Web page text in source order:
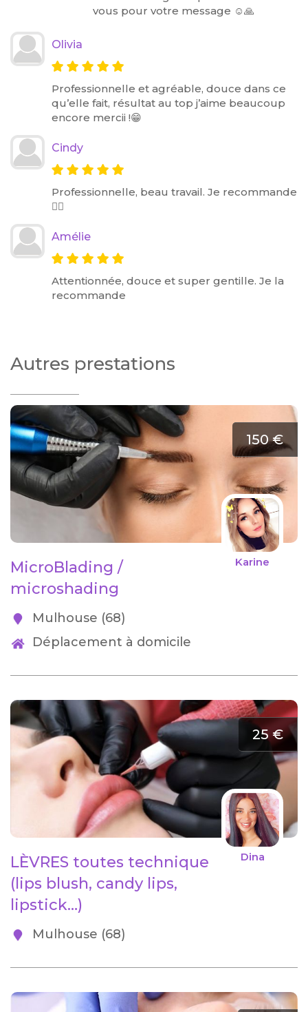
vous pour votre message ☺️🙏
Olivia
Professionnelle et agréable, douce dans ce
qu’elle fait, résultat au top j’aime beaucoup
encore mercii !😁
Cindy
Professionnelle, beau travail. Je recommande
👌🏽
Amélie
Attentionnée, douce et super gentille. Je la
recommande
Autres prestations
150 €
Karine
MicroBlading /
microshading
Mulhouse (68)
Déplacement à domicile
25 €
Dina
LÈVRES toutes technique
(lips blush, candy lips,
lipstick…)
Mulhouse (68)